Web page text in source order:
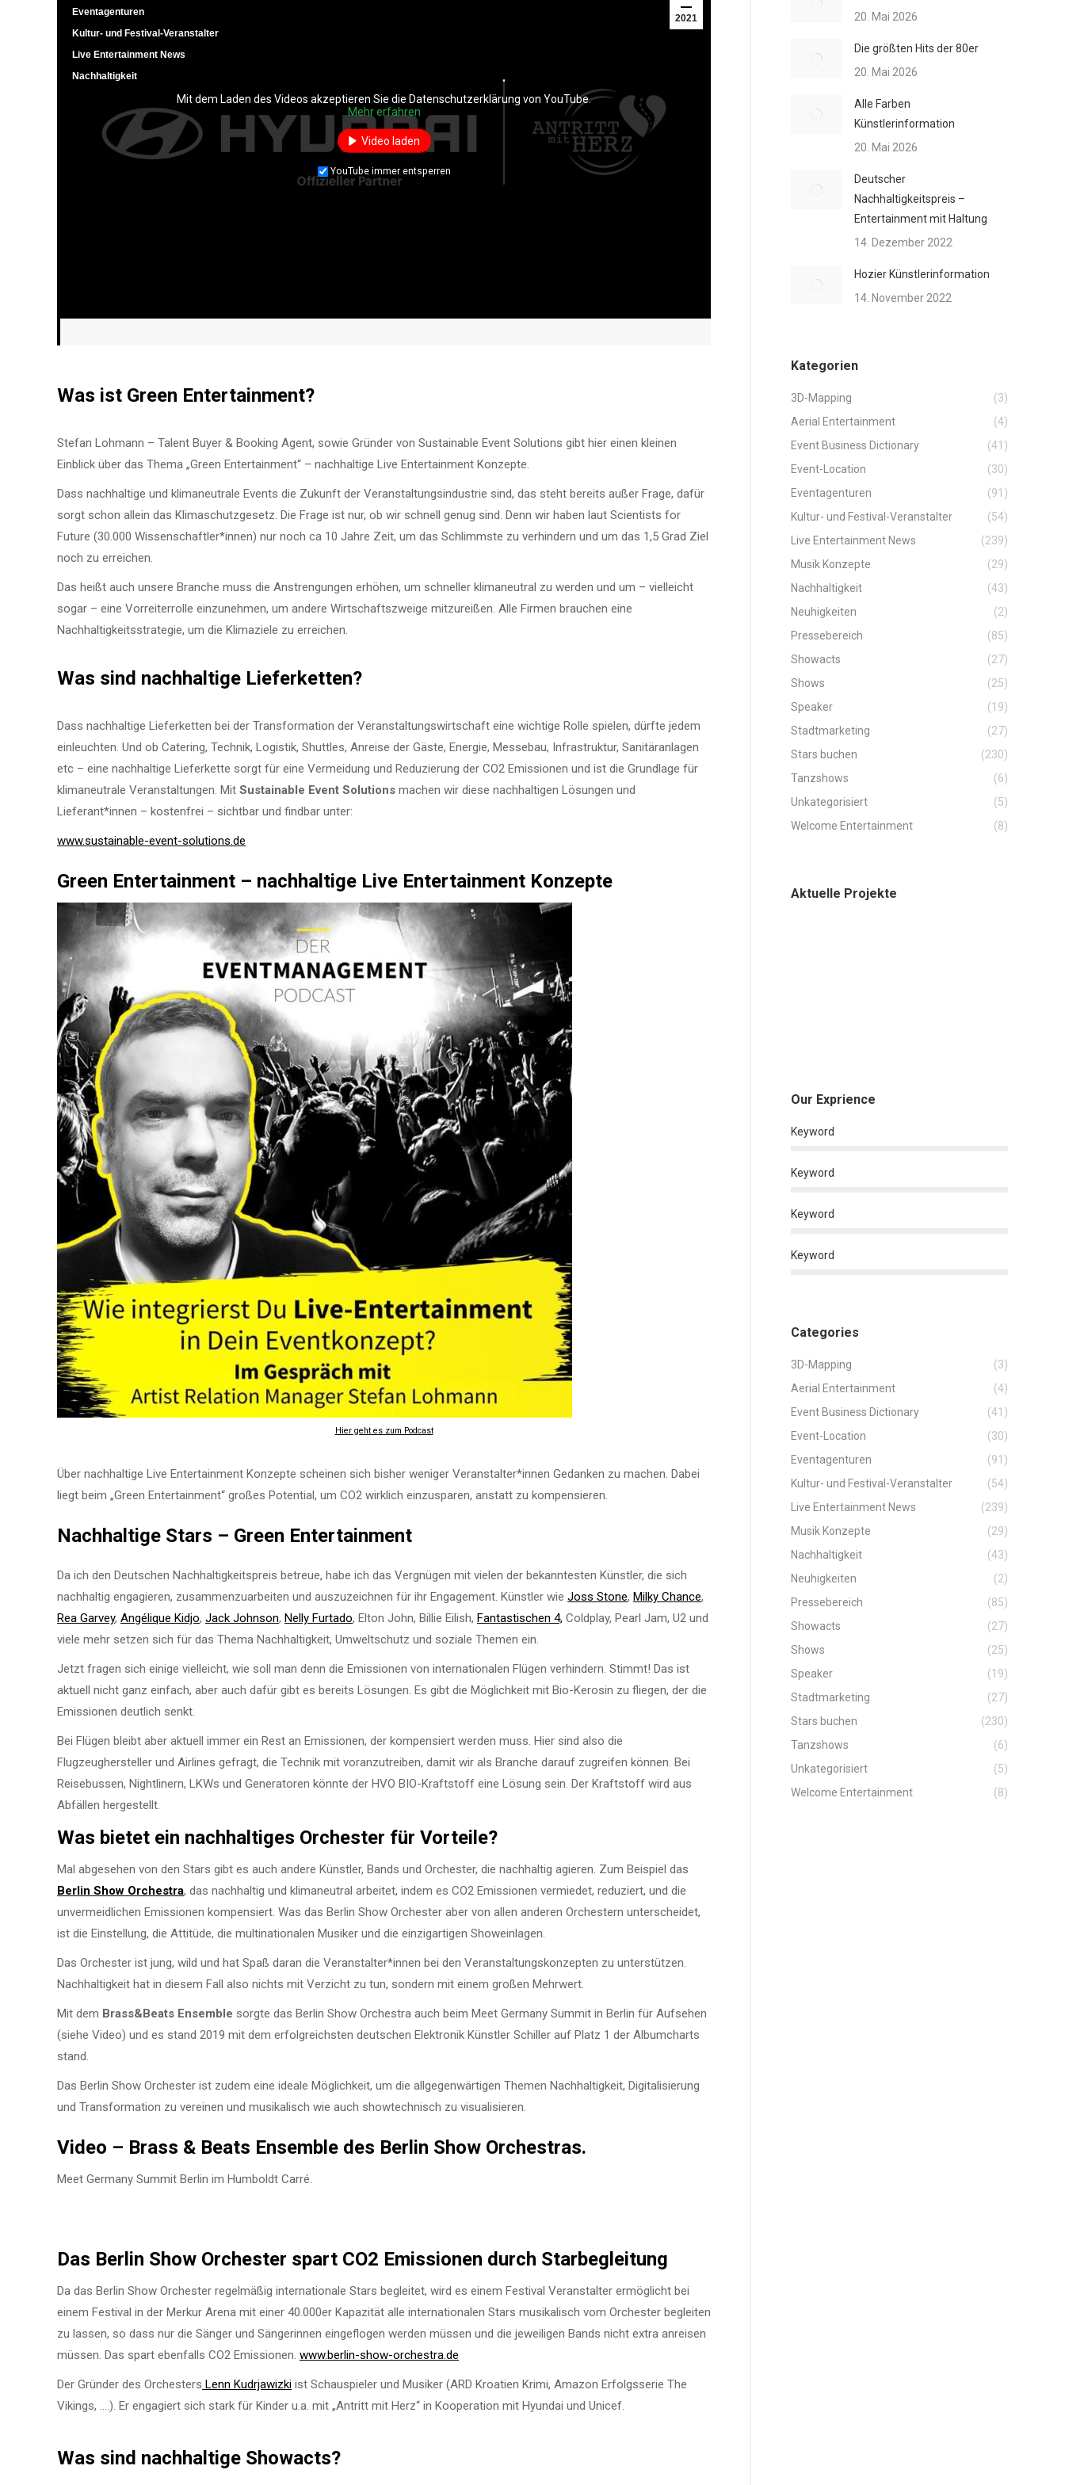
2021
Eventagenturen
Kultur- und Festival-Veranstalter
Live Entertainment News
Nachhaltigkeit
Was ist Green Entertainment?
Stefan Lohmann – Talent Buyer & Booking Agent, sowie Gründer von Sustainable Event Solutions gibt hier einen kleinen
Einblick über das Thema „Green Entertainment“ – nachhaltige Live Entertainment Konzepte.
Dass nachhaltige und klimaneutrale Events die Zukunft der Veranstaltungsindustrie sind, das steht bereits außer Frage, dafür
sorgt schon allein das Klimaschutzgesetz. Die Frage ist nur, ob wir schnell genug sind. Denn wir haben laut Scientists for
Future (30.000 Wissenschaftler*innen) nur noch ca 10 Jahre Zeit, um das Schlimmste zu verhindern und um das 1,5 Grad Ziel
noch zu erreichen.
Das heißt auch unsere Branche muss die Anstrengungen erhöhen, um schneller klimaneutral zu werden und um – vielleicht
sogar – eine Vorreiterrolle einzunehmen, um andere Wirtschaftszweige mitzureißen. Alle Firmen brauchen eine
Nachhaltigkeitsstrategie, um die Klimaziele zu erreichen.
Was sind nachhaltige Lieferketten?
Dass nachhaltige Lieferketten bei der Transformation der Veranstaltungswirtschaft eine wichtige Rolle spielen, dürfte jedem
einleuchten. Und ob Catering, Technik, Logistik, Shuttles, Anreise der Gäste, Energie, Messebau, Infrastruktur, Sanitäranlagen
etc – eine nachhaltige Lieferkette sorgt für eine Vermeidung und Reduzierung der CO2 Emissionen und ist die Grundlage für
klimaneutrale Veranstaltungen. Mit Sustainable Event Solutions machen wir diese nachhaltigen Lösungen und
Lieferant*innen – kostenfrei – sichtbar und findbar unter:
www.sustainable-event-solutions.de
Green Entertainment – nachhaltige Live Entertainment Konzepte
Hier geht es zum Podcast
Über nachhaltige Live Entertainment Konzepte scheinen sich bisher weniger Veranstalter*innen Gedanken zu machen. Dabei
liegt beim „Green Entertainment“ großes Potential, um CO2 wirklich einzusparen, anstatt zu kompensieren.
Nachhaltige Stars – Green Entertainment
Da ich den Deutschen Nachhaltigkeitspreis betreue, habe ich das Vergnügen mit vielen der bekanntesten Künstler, die sich
nachhaltig engagieren, zusammenzuarbeiten und auszuzeichnen für ihr Engagement. Künstler wie Joss Stone, Milky Chance,
Rea Garvey, Angélique Kidjo, Jack Johnson, Nelly Furtado, Elton John, Billie Eilish, Fantastischen 4, Coldplay, Pearl Jam, U2 und
viele mehr setzen sich für das Thema Nachhaltigkeit, Umweltschutz und soziale Themen ein.
Jetzt fragen sich einige vielleicht, wie soll man denn die Emissionen von internationalen Flügen verhindern. Stimmt! Das ist
aktuell nicht ganz einfach, aber auch dafür gibt es bereits Lösungen. Es gibt die Möglichkeit mit Bio-Kerosin zu fliegen, der die
Emissionen deutlich senkt.
Bei Flügen bleibt aber aktuell immer ein Rest an Emissionen, der kompensiert werden muss. Hier sind also die
Flugzeughersteller und Airlines gefragt, die Technik mit voranzutreiben, damit wir als Branche darauf zugreifen können. Bei
Reisebussen, Nightlinern, LKWs und Generatoren könnte der HVO BIO-Kraftstoff eine Lösung sein. Der Kraftstoff wird aus
Abfällen hergestellt.
Was bietet ein nachhaltiges Orchester für Vorteile?
Mal abgesehen von den Stars gibt es auch andere Künstler, Bands und Orchester, die nachhaltig agieren. Zum Beispiel das
Berlin Show Orchestra, das nachhaltig und klimaneutral arbeitet, indem es CO2 Emissionen vermiedet, reduziert, und die
unvermeidlichen Emissionen kompensiert. Was das Berlin Show Orchester aber von allen anderen Orchestern unterscheidet,
ist die Einstellung, die Attitüde, die multinationalen Musiker und die einzigartigen Showeinlagen.
Das Orchester ist jung, wild und hat Spaß daran die Veranstalter*innen bei den Veranstaltungskonzepten zu unterstützen.
Nachhaltigkeit hat in diesem Fall also nichts mit Verzicht zu tun, sondern mit einem großen Mehrwert.
Mit dem Brass&Beats Ensemble sorgte das Berlin Show Orchestra auch beim Meet Germany Summit in Berlin für Aufsehen
(siehe Video) und es stand 2019 mit dem erfolgreichsten deutschen Elektronik Künstler Schiller auf Platz 1 der Albumcharts
stand.
Das Berlin Show Orchester ist zudem eine ideale Möglichkeit, um die allgegenwärtigen Themen Nachhaltigkeit, Digitalisierung
und Transformation zu vereinen und musikalisch wie auch showtechnisch zu visualisieren.
Video – Brass & Beats Ensemble des Berlin Show Orchestras.
Meet Germany Summit Berlin im Humboldt Carré.
Mit dem Laden des Videos akzeptieren Sie die Datenschutzerklärung von YouTube.
Mehr erfahren
Video laden
YouTube immer entsperren
Das Berlin Show Orchester spart CO2 Emissionen durch Starbegleitung
Da das Berlin Show Orchester regelmäßig internationale Stars begleitet, wird es einem Festival Veranstalter ermöglicht bei
einem Festival in der Merkur Arena mit einer 40.000er Kapazität alle internationalen Stars musikalisch vom Orchester begleiten
zu lassen, so dass nur die Sänger und Sängerinnen eingeflogen werden müssen und die jeweiligen Bands nicht extra anreisen
müssen. Das spart ebenfalls CO2 Emissionen. www.berlin-show-orchestra.de
Der Gründer des Orchesters Lenn Kudrjawizki ist Schauspieler und Musiker (ARD Kroatien Krimi, Amazon Erfolgsserie The
Vikings, ….). Er engagiert sich stark für Kinder u.a. mit „Antritt mit Herz“ in Kooperation mit Hyundai und Unicef.
Mit dem Laden des Videos akzeptieren Sie die Datenschutzerklärung von YouTube.
Mehr erfahren
Video laden
YouTube immer entsperren
Was sind nachhaltige Showacts?
20. Mai 2026
Die größten Hits der 80er
20. Mai 2026
Alle Farben
Künstlerinformation
20. Mai 2026
Deutscher
Nachhaltigkeitspreis –
Entertainment mit Haltung
14. Dezember 2022
Hozier Künstlerinformation
14. November 2022
Kategorien
3D-Mapping
(3)
Aerial Entertainment
(4)
Event Business Dictionary
(41)
Event-Location
(30)
Eventagenturen
(91)
Kultur- und Festival-Veranstalter
(54)
Live Entertainment News
(239)
Musik Konzepte
(29)
Nachhaltigkeit
(43)
Neuhigkeiten
(2)
Pressebereich
(85)
Showacts
(27)
Shows
(25)
Speaker
(19)
Stadtmarketing
(27)
Stars buchen
(230)
Tanzshows
(6)
Unkategorisiert
(5)
Welcome Entertainment
(8)
Aktuelle Projekte
Our Exprience
Keyword
Keyword
Keyword
Keyword
Categories
3D-Mapping
(3)
Aerial Entertainment
(4)
Event Business Dictionary
(41)
Event-Location
(30)
Eventagenturen
(91)
Kultur- und Festival-Veranstalter
(54)
Live Entertainment News
(239)
Musik Konzepte
(29)
Nachhaltigkeit
(43)
Neuhigkeiten
(2)
Pressebereich
(85)
Showacts
(27)
Shows
(25)
Speaker
(19)
Stadtmarketing
(27)
Stars buchen
(230)
Tanzshows
(6)
Unkategorisiert
(5)
Welcome Entertainment
(8)